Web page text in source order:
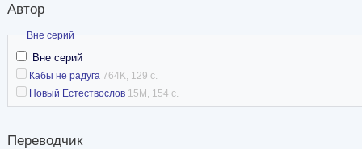
Автор
Скрыть
Вне серий
Вне серий
Кабы не радуга 764K, 129 с.
Новый Естествослов 15M, 154 с.
Переводчик